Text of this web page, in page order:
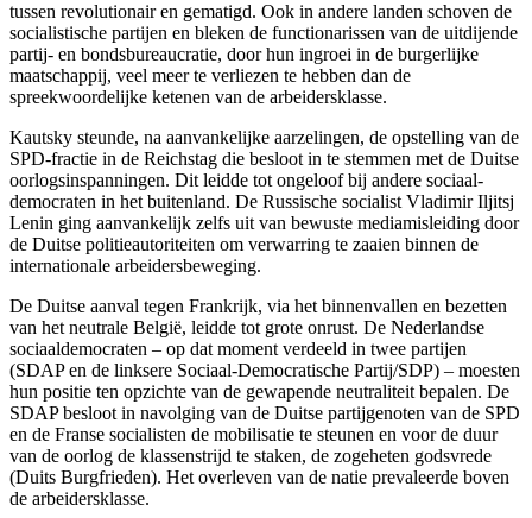
tussen revolutionair en gematigd. Ook in andere landen schoven de
socialistische partijen en bleken de functionarissen van de uitdijende
partij- en bondsbureaucratie, door hun ingroei in de burgerlijke
maatschappij, veel meer te verliezen te hebben dan de
spreekwoordelijke ketenen van de arbeidersklasse.
Kautsky steunde, na aanvankelijke aarzelingen, de opstelling van de
SPD-fractie in de Reichstag die besloot in te stemmen met de Duitse
oorlogsinspanningen. Dit leidde tot ongeloof bij andere sociaal-
democraten in het buitenland. De Russische socialist Vladimir Iljitsj
Lenin ging aanvankelijk zelfs uit van bewuste mediamisleiding door
de Duitse politieautoriteiten om verwarring te zaaien binnen de
internationale arbeidersbeweging.
De Duitse aanval tegen Frankrijk, via het binnenvallen en bezetten
van het neutrale België, leidde tot grote onrust. De Nederlandse
sociaaldemocraten – op dat moment verdeeld in twee partijen
(SDAP en de linksere Sociaal-Democratische Partij/SDP) – moesten
hun positie ten opzichte van de gewapende neutraliteit bepalen. De
SDAP besloot in navolging van de Duitse partijgenoten van de SPD
en de Franse socialisten de mobilisatie te steunen en voor de duur
van de oorlog de klassenstrijd te staken, de zogeheten godsvrede
(Duits Burgfrieden). Het overleven van de natie prevaleerde boven
de arbeidersklasse.